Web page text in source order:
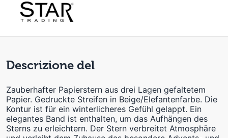
Descrizione del
Zauberhafter Papierstern aus drei Lagen gefaltetem
Papier. Gedruckte Streifen in Beige/Elefantenfarbe. Die
Kontur ist für ein winterlicheres Gefühl gelappt. Ein
elegantes Band ist enthalten, um das Aufhängen des
Sterns zu erleichtern. Der Stern verbreitet Atmosphäre